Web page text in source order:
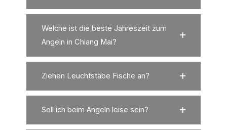
Welche ist die beste Jahreszeit zum
Angeln in Chiang Mai?
Ziehen Leuchtstäbe Fische an?
Soll ich beim Angeln leise sein?